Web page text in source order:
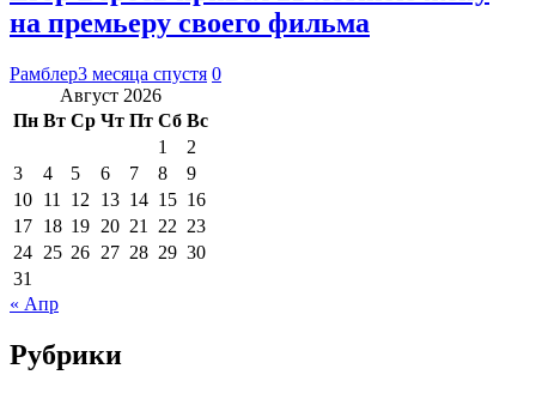
на премьеру своего фильма
Рамблер3 месяца спустя 0
Август 2026
Пн Вт Ср Чт Пт Сб Вс
1
2
3
4 5 6 7 8
9
10 11 12 13 14 15 16
17 18 19 20 21 22 23
24 25 26 27 28 29 30
31
« Апр
Рубрики